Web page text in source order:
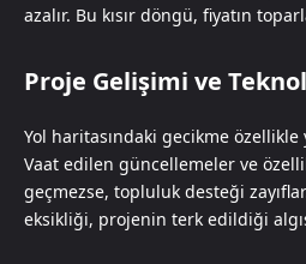
azalır. Bu kısır döngü, fiyatın
Proje Gelişimi ve
Yol haritasındaki gecikme özellikle
Vaat edilen güncellemeler ve
geçmezse, topluluk desteği
eksikliği, projenin terk edildiği